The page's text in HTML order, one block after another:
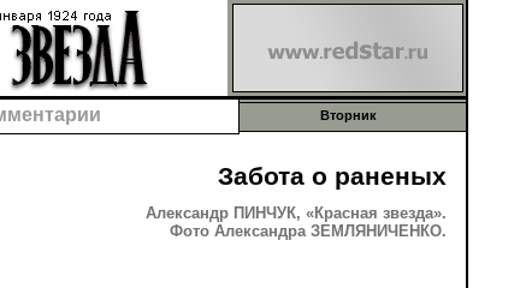
Вторник
Забота о раненых
Александр ПИНЧУК, «Красная звезда».
Фото Александра ЗЕМЛЯНИЧЕНКО.